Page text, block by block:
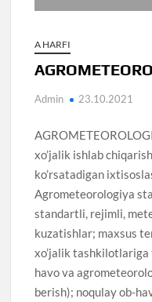
A HARFI
Admin 23.10.2021
xo’jalik ishlab
ko’rsatadigan
Agrometeorologiya
standartli, rejimli,
kuzatishlar; maxsus
xo’jalik tashkilotlariga
havo va
berish); noqulay ob-